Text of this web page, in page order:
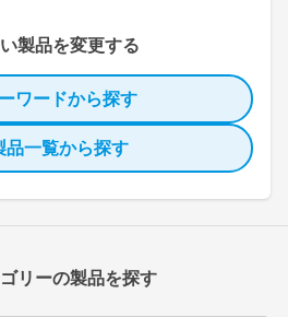
製品を変更する
ワードから探す
品一覧から探す
リーの製品を探す